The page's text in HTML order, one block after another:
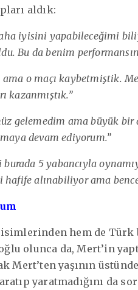
aldık:
iyisini yapabileceğimi
Bu da benim
o maçı kaybetmiştik.
kazanmıştık.”
gelemedim ama büyük bir
devam ediyorum.”
burada 5 yabancıyla
hafife alınabiliyor ama
isimlerinden hem de
olunca da, Mert’in
yaşının
yaratmadığını da